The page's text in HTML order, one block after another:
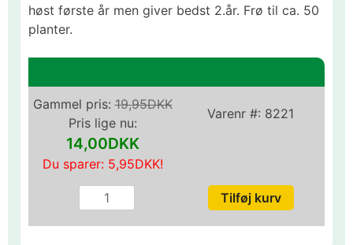
høst første år men giver bedst 2.år. Frø til ca. 50
planter.
Varenr #: 8221
Gammel pris:19,95DKK
Pris lige nu:
14,00DKK
Du sparer: 5,95DKK!